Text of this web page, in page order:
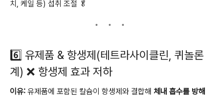
치, 케일 등) 섭취 조절 🥬
6️⃣ 유제품 & 항생제(테트라사이클린, 퀴놀론
계) ❌ 항생제 효과 저하
이유: 유제품에 포함된 칼슘이 항생제와 결합해 체내 흡수를 방해